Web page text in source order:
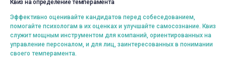
Выбрать
Квиз на определение темперамента
Эффективно оценивайте кандидатов перед собеседованием,
помогайте психологам в их оценках и улучшайте самосознание. Квиз
служит мощным инструментом для компаний, ориентированных на
управление персоналом, и для лиц, заинтересованных в понимании
своего темперамента.